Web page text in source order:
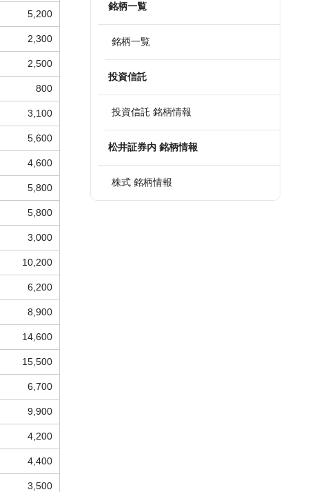
5,200
2,300
2,500
800
3,100
5,600
4,600
5,800
5,800
3,000
10,200
6,200
8,900
14,600
15,500
6,700
9,900
4,200
4,400
3,500
銘柄一覧
銘柄一覧
投資信託
投資信託 銘柄情報
松井証券内 銘柄情報
株式 銘柄情報